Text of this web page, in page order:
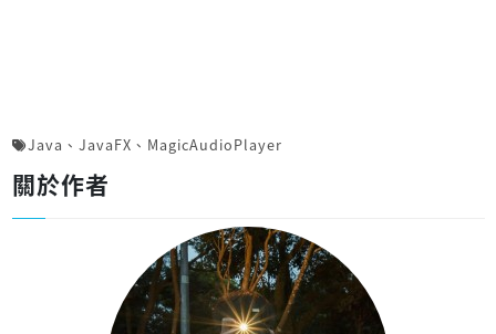
Java 、 JavaFX 、 MagicAudioPlayer
關於作者